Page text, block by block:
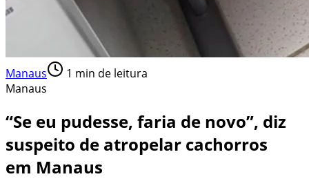
Manaus 1 min de leitura
Manaus
“Se eu pudesse, faria de novo”, diz
suspeito de atropelar cachorros
em Manaus